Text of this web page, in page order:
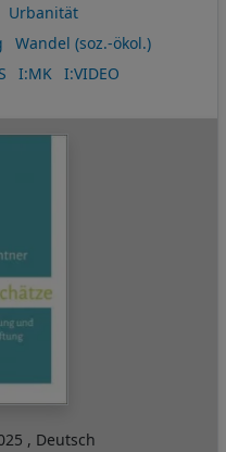
Urbanität
Wandel (soz.-ökol.)
I:MK I:VIDEO
, Deutsch